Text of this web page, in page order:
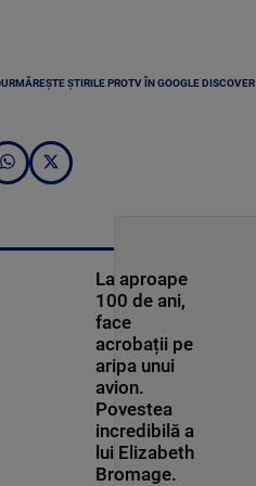
URMĂREȘTE ȘTIRILE PROTV ÎN GOOGLE DISCOVER
La aproape
100 de ani,
face
acrobații pe
aripa unui
avion.
Povestea
incredibilă a
lui Elizabeth
Bromage.